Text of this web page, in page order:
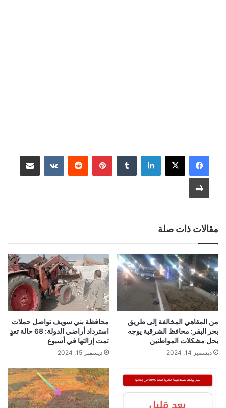
لينكدإن بينتيريست
مقالات ذات صلة
من المقاهي المخالفة إلى طريق
بحر البقر: محافظ الشرقية يوجه
بحل مشكلات المواطنين
ديسمبر 14, 2024
محافظة بني سويف تواصل حملات
استرداد أراضي الدولة: 68 حالة تعدٍ
تمت إزالتها في أسبوع
ديسمبر 15, 2024